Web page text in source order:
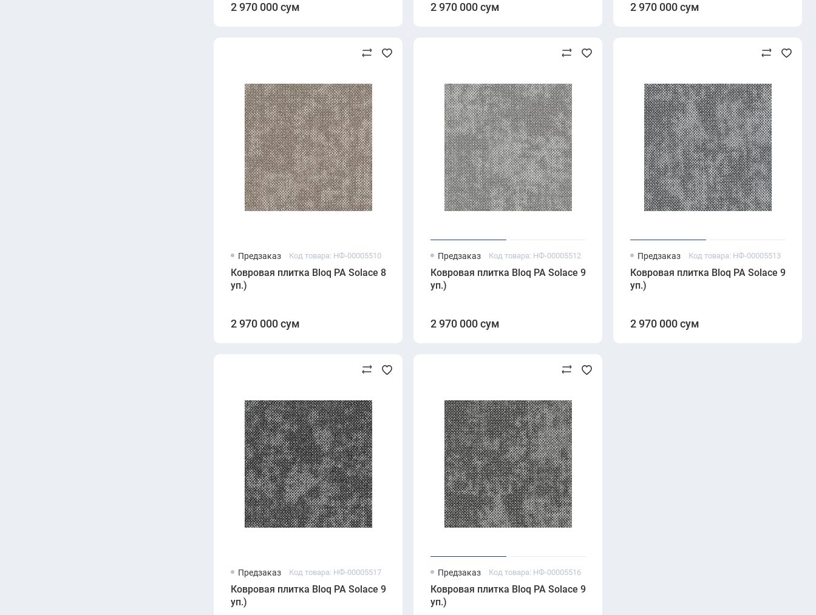
2 970 000 сум 2 970 000 сум 2 970 000 сум
Предзаказ Код товара: НФ-00005510
Ковровая плитка Bloq PA Solace 830 Driftwood (500×500 мм, 6.7 мм, 5 м²/
уп.)
2 970 000 сум
Предзаказ Код товара: НФ-00005512
Ковровая плитка Bloq PA Solace 975 Pepperwhite (500×500 мм, 6.7 мм, 5 м²/
уп.)
2 970 000 сум
Предзаказ Код товара: НФ-00005513
Ковровая плитка Bloq PA Solace 985
уп.)
2 970 000 сум
Предзаказ Код товара: НФ-00005517
Ковровая плитка Bloq PA Solace 990 Granite (500×500 мм, 6.7 мм, 5 м²/
уп.)
Предзаказ Код товара: НФ-00005516
Ковровая плитка Bloq PA Solace 995 Carbon (500×500 мм, 6.7 мм, 5 м²/
уп.)